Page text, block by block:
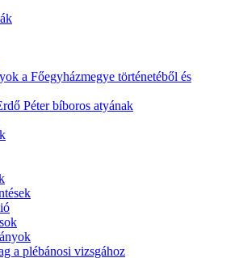
a Főegyházmegye történetéből és
Péter bíboros atyának
a plébánosi vizsgához